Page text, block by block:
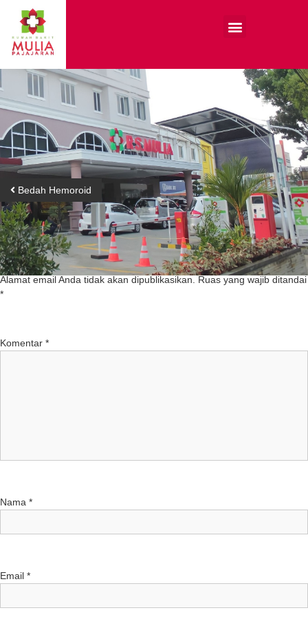
Bedah Hemoroid
Tinggalkan Balasan
Alamat email Anda tidak akan dipublikasikan.
Ruas yang wajib ditandai
*
Komentar *
Nama *
Email *